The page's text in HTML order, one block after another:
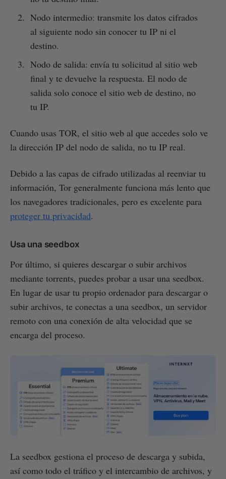
Nodo intermedio: transmite los datos cifrados
al siguiente nodo sin conocer tu IP ni el
destino.
Nodo de salida: envía tu solicitud al sitio web
final y te devuelve la respuesta. El nodo de
salida solo conoce el sitio web de destino, no
tu IP.
Cuando usas TOR, el sitio web al que accedes solo ve
la dirección IP del nodo de salida, no tu IP real.
Debido a las capas de cifrado utilizadas al reenviar tu
información, Tor generalmente funciona más lento que
los navegadores tradicionales, pero es excelente para
proteger tu privacidad.
Usa una seedbox
Por último, si quieres descargar o subir archivos
mediante torrents, puedes probar a usar una seedbox.
En lugar de usar tu propio ordenador para descargar o
subir archivos, te conectas a una seedbox, un servidor
remoto con una conexión de alta velocidad que se
encarga del proceso.
La seedbox gestiona el proceso de descarga y subida,
así como todo el tráfico y el intercambio de archivos, y